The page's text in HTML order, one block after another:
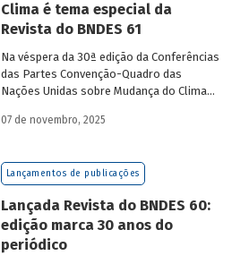
Clima é tema especial da
Revista do BNDES 61
Na véspera da 30ª edição da Conferências
das Partes Convenção-Quadro das
Nações Unidas sobre Mudança do Clima
edição 61 da Revista do BNDES.
07 de novembro, 2025
Lançamentos de publicações
Lançada Revista do BNDES 60:
edição marca 30 anos do
periódico